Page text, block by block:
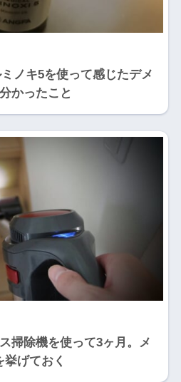
ノキ5を使って感じたデメ
かったこと
掃除機を使って3ヶ月。メ
挙げておく